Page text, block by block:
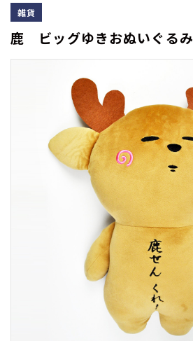
雑貨
鹿 ビッグゆきおぬいぐるみ